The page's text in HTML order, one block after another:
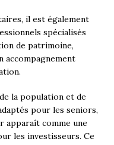
il est également
spécialisés
de patrimoine,
accompagnement
la population et de
pour les seniors,
apparaît comme une
les investisseurs. Ce